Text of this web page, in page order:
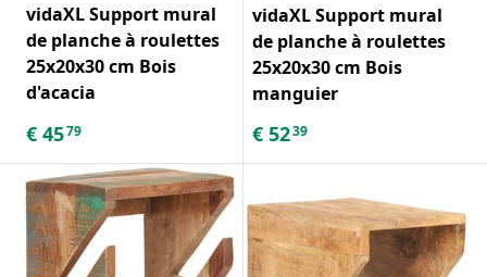
vidaXL Support mural
de planche à roulettes
25x20x30 cm Bois
d'acacia
€ 4579
vidaXL Support mural
de planche à roulettes
25x20x30 cm Bois
manguier
€ 5239